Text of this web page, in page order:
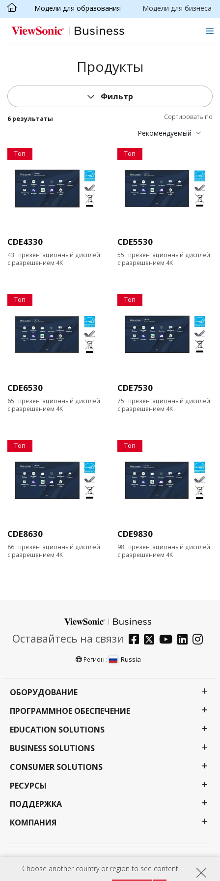
Choose another country or region to see content
Skip to main content
Модели для образования Модели для бизнеса
Продукты
Фильтр
6 результаты Сортировать по
Рекомендуемый
Топ
CDE4330
43" презентационный дисплей
с разрешением 4K
Топ
CDE5530
55" презентационный дисплей
с разрешением 4K
Топ
CDE6530
65" презентационный дисплей
с разрешением 4K
Топ
CDE7530
75" презентационный дисплей
с разрешением 4K
Топ
CDE8630
86" презентационный дисплей
с разрешением 4K
Топ
CDE9830
98" презентационный дисплей
с разрешением 4K
Оставайтесь на связи
Регион : Russia
ОБОРУДОВАНИЕ
ПРОГРАММНОЕ ОБЕСПЕЧЕНИЕ
EDUCATION SOLUTIONS
BUSINESS SOLUTIONS
CONSUMER SOLUTIONS
РЕСУРСЫ
ПОДДЕРЖКА
КОМПАНИЯ
Программы, спецификации, цены и наличие могут быть изменены без
предварительного уведомления. Выбор, предложения и программы могут различаться в